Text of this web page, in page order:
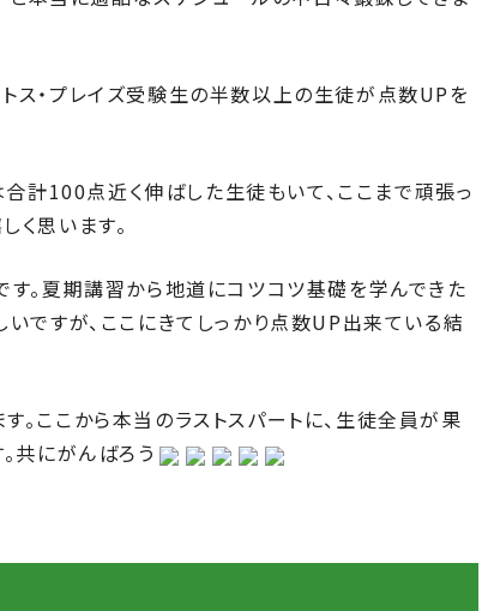
ス・プレイズ受験生の半数以上の生徒が点数UPを
計100点近く伸ばした生徒もいて、ここまで頑張っ
思います。
。夏期講習から地道にコツコツ基礎を学んできた
ですが、ここにきてしっかり点数UP出来ている結
ここから本当のラストスパートに、生徒全員が果
共にがんばろう